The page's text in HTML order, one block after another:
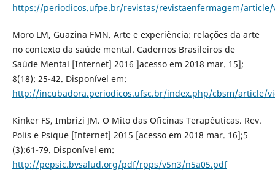
https://periodicos.ufpe.br/revistas/revistaenfermagem/article/
Moro LM, Guazina FMN. Arte e experiência: relações da arte
no contexto da saúde mental. Cadernos Brasileiros de
Saúde Mental [Internet] 2016 ]acesso em 2018 mar. 15];
8(18): 25-42. Disponível em:
http://incubadora.periodicos.ufsc.br/index.php/cbsm/article/
Kinker FS, Imbrizi JM. O Mito das Oficinas Terapêuticas. Rev.
Polis e Psique [Internet] 2015 [acesso em 2018 mar. 16];5
(3):61-79. Disponível em:
http://pepsic.bvsalud.org/pdf/rpps/v5n3/n5a05.pdf